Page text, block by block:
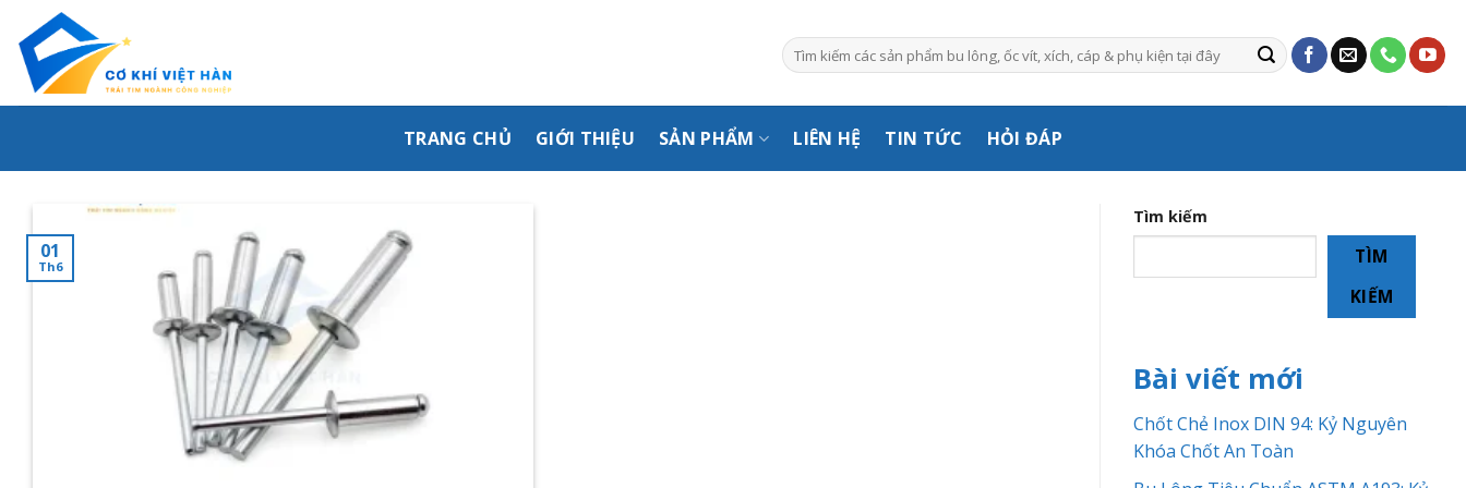
content
Tìm
kiếm:
TRANG CHỦ GIỚI THIỆU SẢN PHẨM LIÊN HỆ TIN TỨC HỎI ĐÁP
01
Th6
Tìm kiếm
TÌM
KIẾM
Bài viết mới
Chốt Chẻ Inox DIN 94: Kỷ Nguyên
Khóa Chốt An Toàn